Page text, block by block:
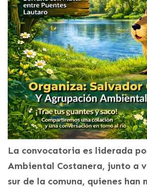
La convocatoria es liderada
Ambiental Costanera, junto a
sur de la comuna, quienes han